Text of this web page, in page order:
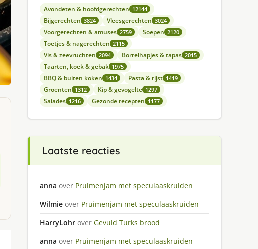
Avondeten & hoofdgerechten 12144
Bijgerechten 3824 Vleesgerechten 3024
Voorgerechten & amuses 2759 Soepen 2120
Toetjes & nagerechten 2115
Vis & zeevruchten 2094 Borrelhapjes & tapas 2015
Taarten, koek & gebak 1975
BBQ & buiten koken 1434 Pasta & rijst 1419
Groenten 1312 Kip & gevogelte 1297
Salades 1216 Gezonde recepten 1177
Laatste reacties
anna over Pruimenjam met speculaaskruiden
Wilmie over Pruimenjam met speculaaskruiden
HarryLohr over Gevuld Turks brood
anna over Pruimenjam met speculaaskruiden